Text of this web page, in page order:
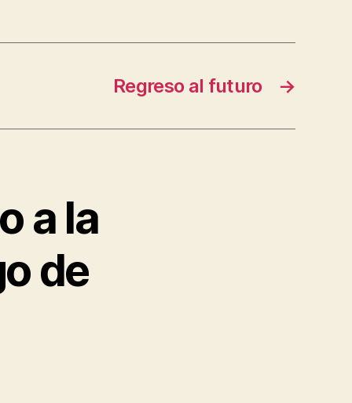
→
Regreso al futuro
a la
de